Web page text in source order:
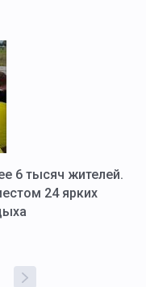
6 тысяч жителей.
24 ярких